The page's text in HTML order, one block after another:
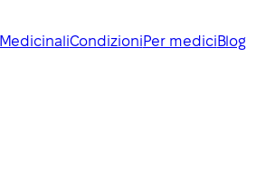
MedicinaliCondizioniPer mediciBlog